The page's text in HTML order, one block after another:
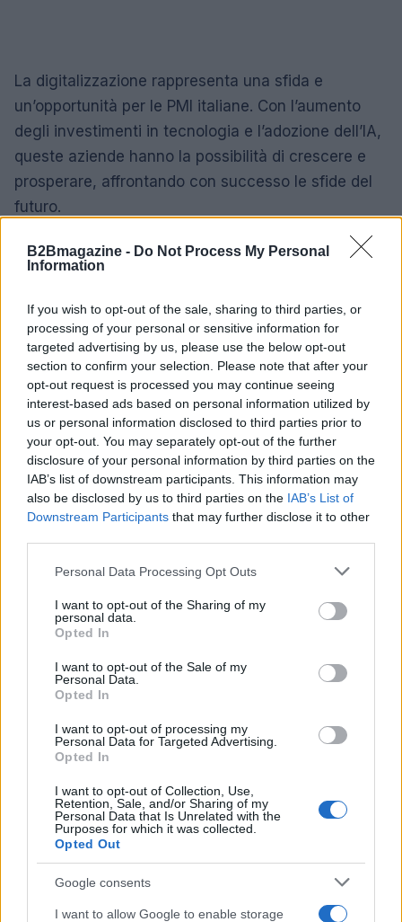
B2Bmagazine - Do Not Process My Personal
Information
If you wish to opt-out of the sale, sharing to third parties, or
processing of your personal or sensitive information for
targeted advertising by us, please use the below opt-out
section to confirm your selection. Please note that after your
opt-out request is processed you may continue seeing
interest-based ads based on personal information utilized by
us or personal information disclosed to third parties prior to
your opt-out. You may separately opt-out of the further
disclosure of your personal information by third parties on the
IAB’s list of downstream participants. This information may
also be disclosed by us to third parties on the IAB’s List of
Downstream Participants that may further disclose it to other
Please note that this website/app uses one or more Google
not limited to your visit or usage behaviour. You may click to
grant or deny consent to Google and its third-party tags to
use your data for below specified purposes in below Google
consent section.
Personal Data Processing Opt Outs
I want to opt-out of the Sharing of my
personal data.
Opted In
I want to opt-out of the Sale of my
Personal Data.
Opted In
I want to opt-out of processing my
Personal Data for Targeted Advertising.
Opted In
I want to opt-out of Collection, Use,
Retention, Sale, and/or Sharing of my
Personal Data that Is Unrelated with the
Purposes for which it was collected.
Opted Out
Google consents
I want to allow Google to enable storage
La digitalizzazione rappresenta una sfida e
un’opportunità per le PMI italiane. Con l’aumento
degli investimenti in tecnologia e l’adozione dell’IA,
queste aziende hanno la possibilità di crescere e
prosperare, affrontando con successo le sfide del
futuro.
Ilaria Beretta
Ilaria Beretta ha coordinato un longform sulle
reti culturali triestine realizzato con interviste
al Teatro Romano, difendendo una linea
editoriale approfondita per le feature. Capo
desk feature, conserva una serie di lettere
d'archivio legate a Trieste come dettaglio
personale.
Continua a leggere